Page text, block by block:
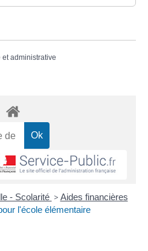
administrative
- Scolarité > Aides financières
l'école élémentaire